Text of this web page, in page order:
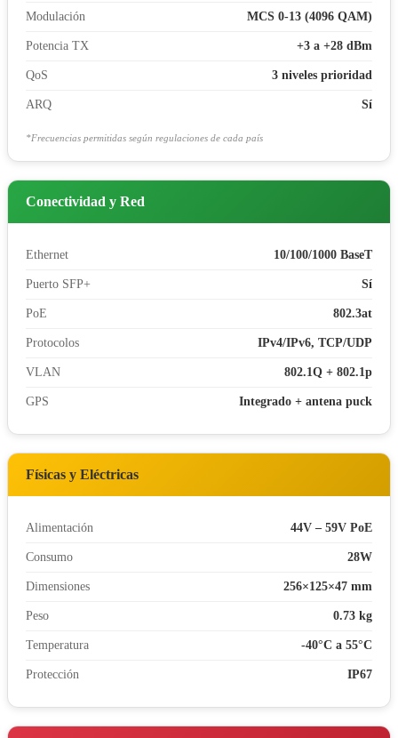
Modulación MCS 0-13 (4096 QAM)
Potencia TX +3 a +28 dBm
QoS 3 niveles prioridad
ARQ Sí
*Frecuencias permitidas según regulaciones de cada país
Conectividad y Red
Ethernet 10/100/1000 BaseT
Puerto SFP+ Sí
PoE 802.3at
Protocolos IPv4/IPv6, TCP/UDP
VLAN 802.1Q + 802.1p
GPS Integrado + antena puck
Físicas y Eléctricas
Alimentación 44V – 59V PoE
Consumo 28W
Dimensiones 256×125×47 mm
Peso 0.73 kg
Temperatura -40°C a 55°C
Protección IP67